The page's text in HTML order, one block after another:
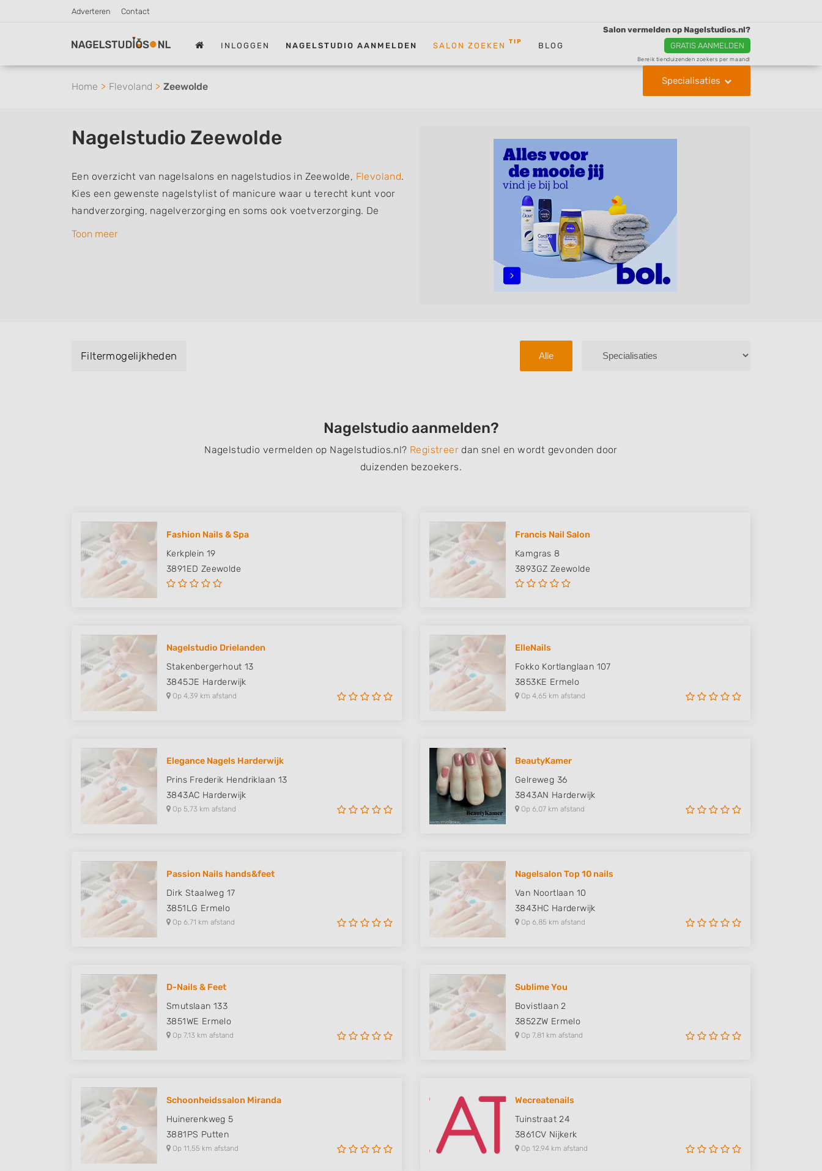
Adverteren Contact
INLOGGEN NAGELSTUDIO AANMELDEN SALON ZOEKEN TIP BLOG
Salon vermelden op Nagelstudios.nl?
GRATIS AANMELDEN
Bereik tienduizenden zoekers per maand!
Specialisaties
Home Flevoland Zeewolde
Nagelstudio Zeewolde
Een overzicht van nagelsalons en nagelstudios in Zeewolde, Flevoland.
Kies een gewenste nagelstylist of manicure waar u terecht kunt voor
handverzorging, nagelverzorging en soms ook voetverzorging. De
nagelstylisten hebben mogelijk een van de volgende specialisaties of
Toon meer
Filtermogelijkheden Alle
Nagelstudio aanmelden?
Nagelstudio vermelden op Nagelstudios.nl? Registreer dan snel en wordt gevonden door
duizenden bezoekers.
Fashion Nails & Spa
Kerkplein 19
3891ED Zeewolde
Francis Nail Salon
Kamgras 8
3893GZ Zeewolde
Nagelstudio Drielanden
Stakenbergerhout 13
3845JE Harderwijk
Op 4,39 km afstand
ElleNails
Fokko Kortlanglaan 107
3853KE Ermelo
Op 4,65 km afstand
Elegance Nagels Harderwijk
Prins Frederik Hendriklaan 13
3843AC Harderwijk
Op 5,73 km afstand
BeautyKamer
Gelreweg 36
3843AN Harderwijk
Op 6,07 km afstand
Passion Nails hands&feet
Dirk Staalweg 17
3851LG Ermelo
Op 6,71 km afstand
Nagelsalon Top 10 nails
Van Noortlaan 10
3843HC Harderwijk
Op 6,85 km afstand
D-Nails & Feet
Smutslaan 133
3851WE Ermelo
Op 7,13 km afstand
Sublime You
Bovistlaan 2
3852ZW Ermelo
Op 7,81 km afstand
Schoonheidssalon Miranda
Huinerenkweg 5
3881PS Putten
Op 11,55 km afstand
Wecreatenails
Tuinstraat 24
3861CV Nijkerk
Op 12,94 km afstand